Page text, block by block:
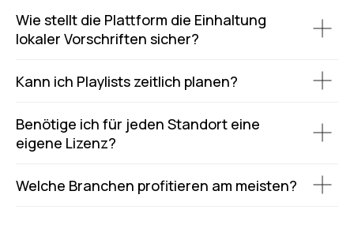
Wie stellt die Plattform die Einhaltung
lokaler Vorschriften sicher?
Kann ich Playlists zeitlich planen?
Benötige ich für jeden Standort eine
eigene Lizenz?
Welche Branchen profitieren am meisten?